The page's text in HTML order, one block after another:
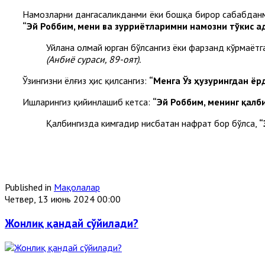
Намозларни дангасаликданми ёки бошқа бирор
“Эй Роббим, мени ва зурриётларимни намозни тўкис
Уйлана олмай юрган бўлсангиз ёки фарзанд
(Анбиё сураси, 89-оят).
Ўзингизни ёлғиз ҳис қилсангиз: “Менга Ўз ҳузурингдан
Ишларингиз қийинлашиб кетса: “Эй Роббим, менинг
Қалбингизда кимгадир нисбатан нафрат бор бўлса,
Published in Мақолалар
Четвер, 13 июнь 2024 00:00
Жонлиқ қандай сўйилади?